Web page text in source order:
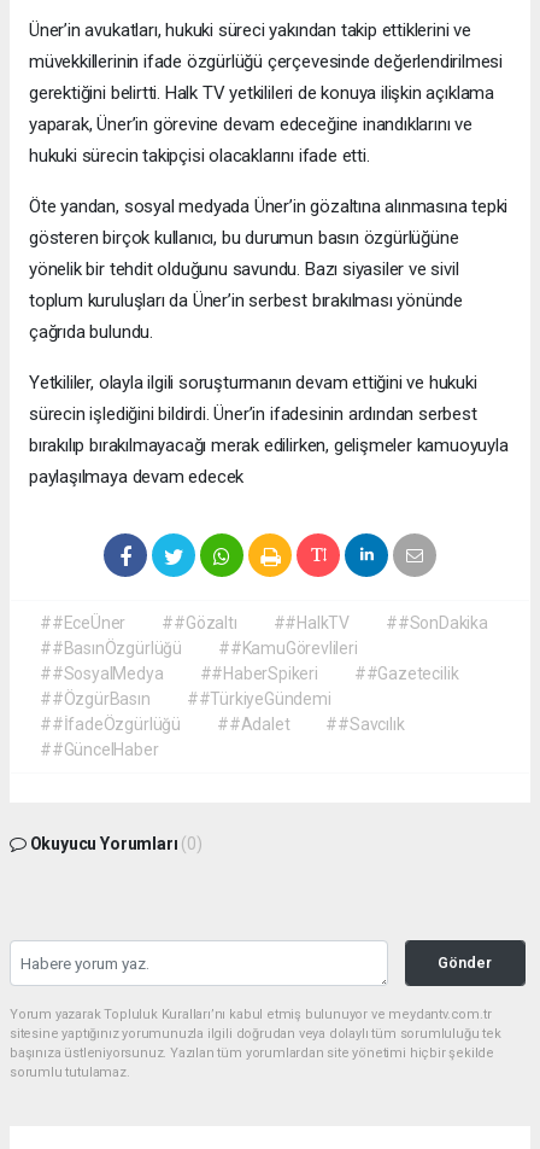
Üner’in avukatları, hukuki süreci yakından takip ettiklerini ve
müvekkillerinin ifade özgürlüğü çerçevesinde değerlendirilmesi
gerektiğini belirtti. Halk TV yetkilileri de konuya ilişkin açıklama
yaparak, Üner’in görevine devam edeceğine inandıklarını ve
hukuki sürecin takipçisi olacaklarını ifade etti.
Öte yandan, sosyal medyada Üner’in gözaltına alınmasına tepki
gösteren birçok kullanıcı, bu durumun basın özgürlüğüne
yönelik bir tehdit olduğunu savundu. Bazı siyasiler ve sivil
toplum kuruluşları da Üner’in serbest bırakılması yönünde
çağrıda bulundu.
Yetkililer, olayla ilgili soruşturmanın devam ettiğini ve hukuki
sürecin işlediğini bildirdi. Üner’in ifadesinin ardından serbest
bırakılıp bırakılmayacağı merak edilirken, gelişmeler kamuoyuyla
paylaşılmaya devam edecek
##EceÜner ##Gözaltı ##HalkTV
##SonDakika
##BasınÖzgürlüğü
##KamuGörevlileri
##SosyalMedya
##HaberSpikeri
##Gazetecilik
##ÖzgürBasın
##TürkiyeGündemi
##İfadeÖzgürlüğü
##Adalet
##Savcılık
##GüncelHaber
Okuyucu Yorumları (0)
Gönder
Yorum yazarak Topluluk Kuralları’nı kabul etmiş bulunuyor ve meydantv.com.tr
sitesine yaptığınız yorumunuzla ilgili doğrudan veya dolaylı tüm sorumluluğu tek
başınıza üstleniyorsunuz. Yazılan tüm yorumlardan site yönetimi hiçbir şekilde
sorumlu tutulamaz.